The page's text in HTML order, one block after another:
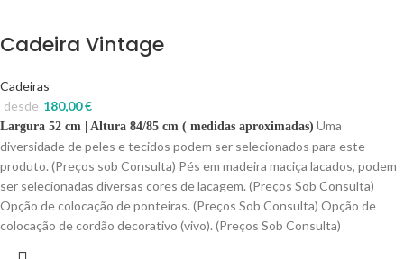
Cadeira Vintage
Cadeiras
180,00€
desde
Largura 52 cm | Altura 84/85 cm ( medidas aproximadas) Uma
diversidade de peles e tecidos podem ser selecionados para este
produto. (Preços sob Consulta) Pés em madeira maciça lacados, podem
ser selecionadas diversas cores de lacagem. (Preços Sob Consulta)
Opção de colocação de ponteiras. (Preços Sob Consulta) Opção de
colocação de cordão decorativo (vivo). (Preços Sob Consulta)